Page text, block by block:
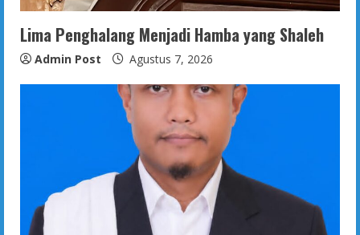
Lima Penghalang Menjadi Hamba yang Shaleh
Admin Post Agustus 7, 2026